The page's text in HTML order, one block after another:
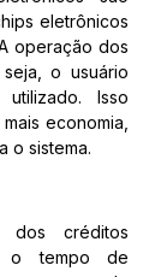
eletrônicos
operação dos
o usuário
Isso
economia,
o sistema.
dos créditos
o tempo de